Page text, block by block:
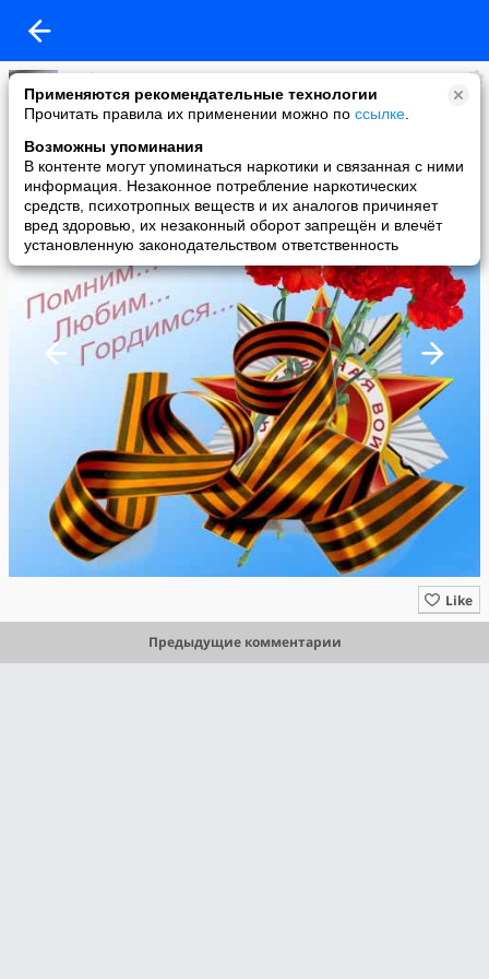
Применяются рекомендательные технологии
Прочитать правила их применении можно по ссылке
Возможны упоминания
В контенте могут упоминаться наркотики и связанная с ними
информация. Незаконное потребление наркотических
средств, психотропных веществ и их аналогов причиняет
вред здоровью, их незаконный оборот запрещён и влечёт
установленную законодательством ответственность
Рыбалка, охота и отдых в России!
added a photo
08 May в 23:01
Like
Предыдущие комментарии